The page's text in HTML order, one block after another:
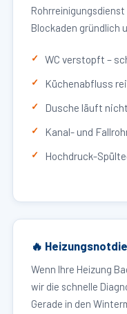
Blockaden gründlich
WC verstopft –
Küchenabfluss
Dusche läuft
Kanal- und
Hochdruck-
🔥
Wenn Ihre Heizung
wir die schnelle
Gerade in den